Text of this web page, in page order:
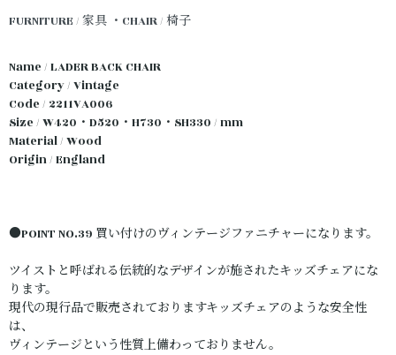
FURNITURE / 家具 ・CHAIR / 椅子
Name / LADER BACK CHAIR
Category / Vintage
Code / 2211VA006
Size / W420・D520・H730・SH330 / mm
Material / Wood
Origin / England
●POINT NO.39 買い付けのヴィンテージファニチャーになります。
ツイストと呼ばれる伝統的なデザインが施されたキッズチェアにな
ります。
現代の現行品で販売されておりますキッズチェアのような安全性
は、
ヴィンテージという性質上備わっておりません。